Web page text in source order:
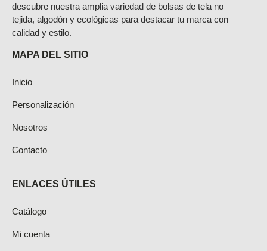
descubre nuestra amplia variedad de bolsas de tela no
tejida, algodón y ecológicas para destacar tu marca con
calidad y estilo.
MAPA DEL SITIO
Inicio
Personalización
Nosotros
Contacto
ENLACES ÚTILES
Catálogo
Mi cuenta